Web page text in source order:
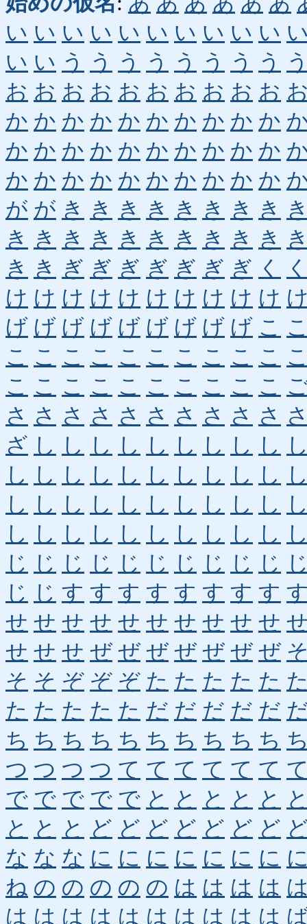
い い い い い い い い い い
い い う う う う う う う う
お お お お お お お お お お
か か か か か か か か か か
か か か か か か か か か か
か か か か か か か か か か
が が き き き き き き き き
き き き き き き き き き き
き き ぎ ぎ ぎ ぎ ぎ ぎ ぎ く
け け け け け け け け け け
げ げ げ げ げ げ げ げ げ こ
こ こ こ こ こ こ こ こ こ こ
こ こ こ こ こ こ こ こ こ こ
さ さ さ さ さ さ さ さ さ さ
ざ し し し し し し し し し
し し し し し し し し し し
し し し し し し し し し し
し し し し し し し し し し
じ じ じ じ じ じ じ じ じ じ
じ じ す す す す す す す す
せ せ せ せ せ せ せ せ せ せ
せ せ せ ぜ ぜ ぜ ぜ ぜ ぜ ぜ
そ そ ぞ ぞ ぞ た た た た た
た た た た た だ だ だ だ だ
ち ち ち ち ち ち ち ち ち ち
つ つ つ つ て て て て て て
で で で で で と と と と と
と と と ど ど ど ど ど ど ど
な な な に に に に に に に
ね の の の の の は は は は
は は は は は は は は は は